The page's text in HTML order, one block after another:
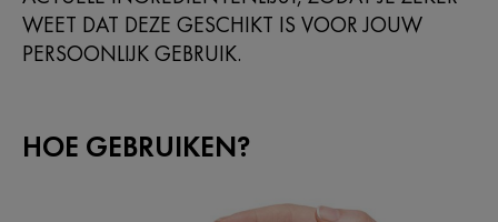
WEET DAT DEZE GESCHIKT IS VOOR JOUW
PERSOONLIJK GEBRUIK.
HOE GEBRUIKEN?